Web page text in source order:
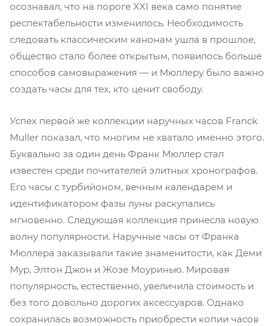
осознавал, что на пороге XXI века само понятие
респектабельности изменилось. Необходимость
следовать классическим канонам ушла в прошлое,
общество стало более открытым, появилось больше
способов самовыражения — и Мюллеру было важно
создать часы для тех, кто ценит свободу.
Успех первой же коллекции наручных часов Franck
Muller показал, что многим не хватало именно этого.
Буквально за один день Франк Мюллер стал
известен среди почитателей элитных хронографов.
Его часы с турбийоном, вечным календарем и
идентификатором фазы луны раскупались
мгновенно. Следующая коллекция принесла новую
волну популярности. Наручные часы от Франка
Мюллера заказывали такие знаменитости, как Деми
Мур, Элтон Джон и Жозе Моуринью. Мировая
популярность, естественно, увеличила стоимость и
без того довольно дорогих аксессуаров. Однако
сохранилась возможность приобрести копии часов